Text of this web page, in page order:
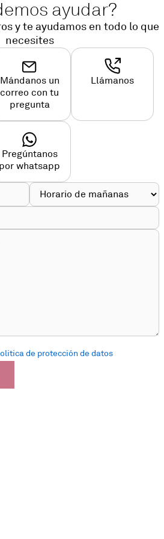
ayudar?
y te ayudamos en todo lo que
necesites
Mándanos un
correo con tu
pregunta
Llámanos
Pregúntanos
por whatsapp
de protección de datos